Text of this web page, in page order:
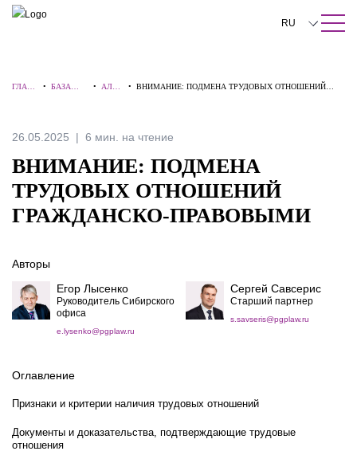
ПОИСК ПО САЙТУ Закрыть
RU
中文
Español
Português
ГЛАВ
• БАЗА
•
АЛЕР
•ВНИМАНИЕ: ПОДМЕНА ТРУДОВЫХ ОТНОШЕНИЙ
26.05.2025 6 мин. на чтение
ВНИМАНИЕ: ПОДМЕНА
ТРУДОВЫХ ОТНОШЕНИЙ
ГРАЖДАНСКО-ПРАВОВЫМИ
Авторы
Егор Лысенко
Руководитель Сибирского
офиса
e.lysenko@pgplaw.ru
Сергей Савсерис
Старший партнер
s.savseris@pgplaw.ru
Оглавление
Признаки и критерии наличия трудовых отношений
Документы и доказательства, подтверждающие трудовые
отношения